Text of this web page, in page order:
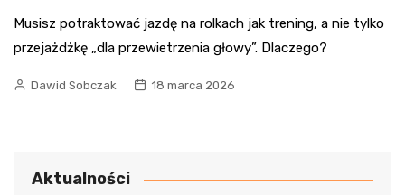
Musisz potraktować jazdę na rolkach jak trening, a nie tylko
przejażdżkę „dla przewietrzenia głowy”. Dlaczego?
Dawid Sobczak 18 marca 2026
Aktualności